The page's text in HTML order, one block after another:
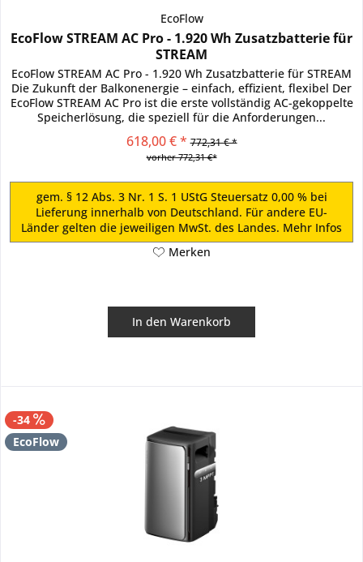
EcoFlow
EcoFlow STREAM AC Pro - 1.920 Wh Zusatzbatterie für
STREAM
EcoFlow STREAM AC Pro - 1.920 Wh Zusatzbatterie für STREAM
Die Zukunft der Balkonenergie – einfach, effizient, flexibel Der
EcoFlow STREAM AC Pro ist die erste vollständig AC-gekoppelte
Speicherlösung, die speziell für die Anforderungen...
618,00 € * 772,31 € *
vorher 772,31 €*
gem. § 12 Abs. 3 Nr. 1 S. 1 UStG Steuersatz 0,00 % bei
Lieferung innerhalb von Deutschland. Für andere EU-
Länder gelten die jeweiligen MwSt. des Landes. Mehr Infos
Merken
In den Warenkorb
-34
EcoFlow